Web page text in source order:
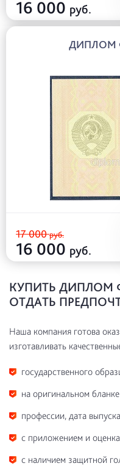
16 000 руб.
ДИПЛОМ
17 000руб.
16 000 руб.
КУПИТЬ ДИПЛОМ
ОТДАТЬ
Наша компания готова
изготавливать
государственного
на оригинальном
профессии, дата
с приложением и
с наличием защитной